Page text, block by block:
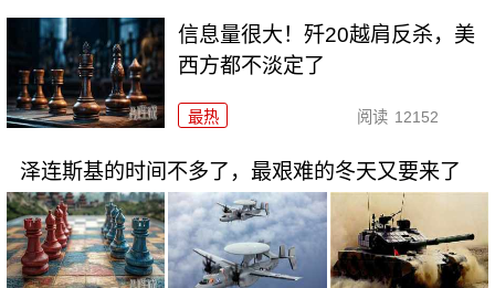
信息量很大！歼20越肩反杀，美
西方都不淡定了
最热 阅读 12152
泽连斯基的时间不多了，最艰难的冬天又要来了